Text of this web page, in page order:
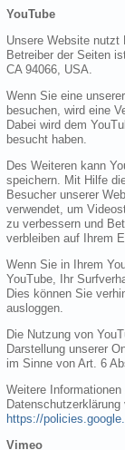
YouTube
Unsere Website nutzt
Betreiber der Seiten
CA 94066, USA.
Wenn Sie eine
besuchen, wird eine
Dabei wird dem
besucht haben.
Des Weiteren kann
speichern. Mit Hilfe
Besucher unserer
verwendet, um
zu verbessern und
verbleiben auf Ihrem
Wenn Sie in Ihrem
YouTube, Ihr
Dies können Sie
ausloggen.
Die Nutzung von
Darstellung unserer
im Sinne von Art. 6
Weitere
https://
Vimeo